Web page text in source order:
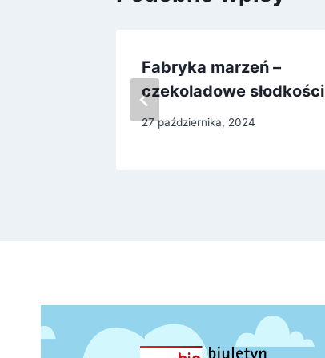
Fabryka marzeń –
czekoladowe słodkości
27 października, 2024